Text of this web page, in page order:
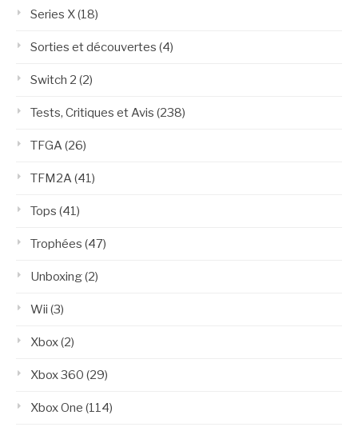
Series X(18)
Sorties et découvertes (4)
Switch 2 (2)
Tests, Critiques et Avis (238)
TFGA(26)
TFM2A(41)
Tops (41)
Trophées (47)
Unboxing(2)
Wii (3)
Xbox(2)
Xbox 360 (29)
Xbox One (114)